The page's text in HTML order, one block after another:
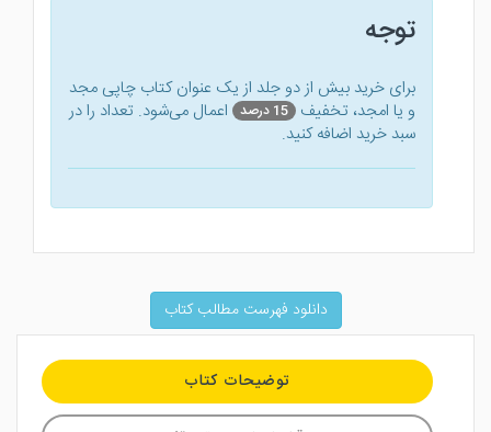
توجه
برای خرید بیش از دو جلد از یک عنوان کتاب‌ چاپی مجد
و یا امجد، تخفیف 15 درصد
اعمال می‌شود. تعداد را در
سبد خرید اضافه کنید.
دانلود فهرست مطالب کتاب
توضیحات کتاب